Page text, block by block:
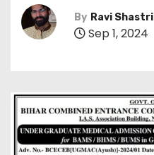
By Ravi Shastri
Sep 1, 2024